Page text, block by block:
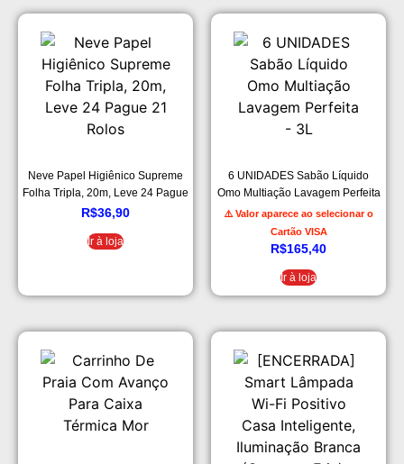
Neve Papel Higiênico Supreme
Folha Tripla, 20m, Leve 24 Pague
21 Rolos
R$36,90
Ir à loja
6 UNIDADES Sabão Líquido
Omo Multiação Lavagem Perfeita
– 3L
⚠️ Valor aparece ao selecionar o
Cartão VISA
R$165,40
Ir à loja